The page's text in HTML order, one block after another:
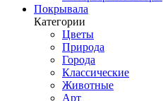
Покрывала
Категории
Цветы
Природа
Города
Классические
Животные
Арт